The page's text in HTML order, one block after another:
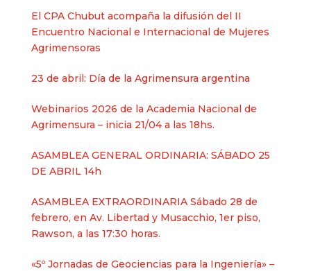
El CPA Chubut acompaña la difusión del II
Encuentro Nacional e Internacional de Mujeres
Agrimensoras
23 de abril: Día de la Agrimensura argentina
Webinarios 2026 de la Academia Nacional de
Agrimensura – inicia 21/04 a las 18hs.
ASAMBLEA GENERAL ORDINARIA: SÁBADO 25
DE ABRIL 14h
ASAMBLEA EXTRAORDINARIA Sábado 28 de
febrero, en Av. Libertad y Musacchio, 1er piso,
Rawson, a las 17:30 horas.
«5º Jornadas de Geociencias para la Ingeniería» –